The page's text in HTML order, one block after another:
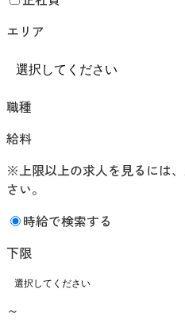
エリア
職種
給料
※上限以上の求人を見るには
さい。
時給で検索する
下限
～